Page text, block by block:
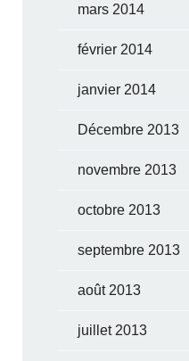
mars 2014
février 2014
janvier 2014
Décembre 2013
novembre 2013
octobre 2013
septembre 2013
août 2013
juillet 2013